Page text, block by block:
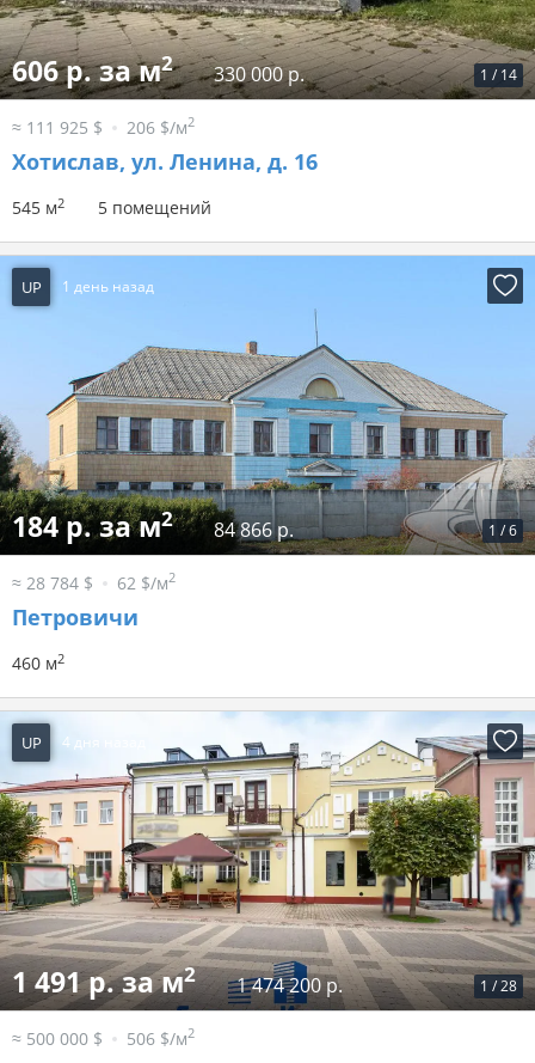
1 / 14
606 р. за м2 330 000 р.
≈ 111 925 $ 206 $/м2
Хотислав, ул. Ленина, д. 16
545 м2 5 помещений
UP 1 день назад
1 /6
184 р. за м2 84 866 р.
≈ 28 784 $ 62 $/м2
Петровичи
460 м2
UP 4 дня назад
1 /28
1 491 р. за м2 1 474 200 р.
≈ 500 000 $ 506 $/м2